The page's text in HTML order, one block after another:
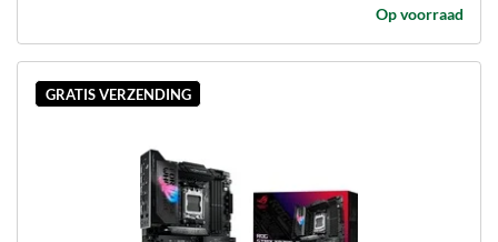
Op voorraad
GRATIS VERZENDING